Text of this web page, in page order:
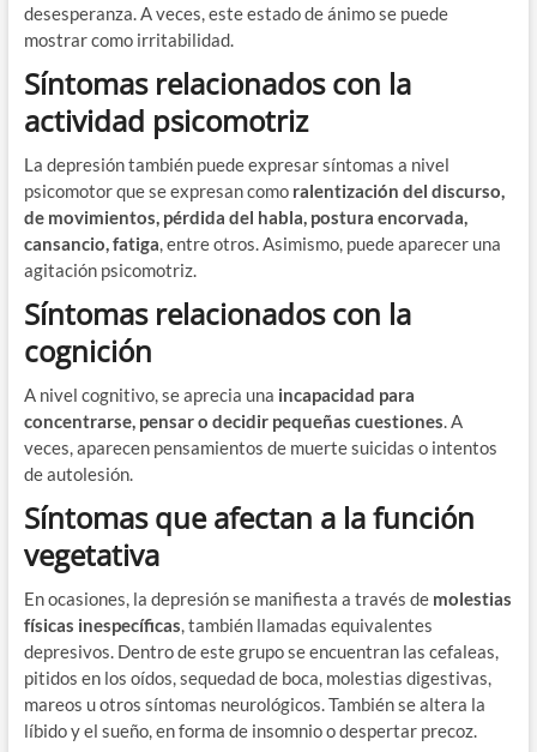
desesperanza. A veces, este estado de ánimo se puede
mostrar como irritabilidad.
Síntomas relacionados con la
actividad psicomotriz
La depresión también puede expresar síntomas a nivel
psicomotor que se expresan como ralentización del discurso,
de movimientos, pérdida del habla, postura encorvada,
cansancio, fatiga, entre otros. Asimismo, puede aparecer una
agitación psicomotriz.
Síntomas relacionados con la
cognición
A nivel cognitivo, se aprecia una incapacidad para
concentrarse, pensar o decidir pequeñas cuestiones. A
veces, aparecen pensamientos de muerte suicidas o intentos
de autolesión.
Síntomas que afectan a la función
vegetativa
En ocasiones, la depresión se manifiesta a través de molestias
físicas inespecíficas, también llamadas equivalentes
depresivos. Dentro de este grupo se encuentran las cefaleas,
pitidos en los oídos, sequedad de boca, molestias digestivas,
mareos u otros síntomas neurológicos. También se altera la
líbido y el sueño, en forma de insomnio o despertar precoz.